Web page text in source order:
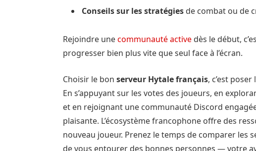
Conseils sur les stratégies de combat ou de
Rejoindre unecommunauté active dès le début,
progresser bien plus vite que seul face à l’écran.
Choisir le bonserveur Hytale français, c’est
En s’appuyant sur les votes des joueurs, en
et en rejoignant une communauté Discord
plaisante. L’écosystème francophone offre des
nouveau joueur. Prenez le temps de comparer les
de vous entourer des bonnes personnes — votre